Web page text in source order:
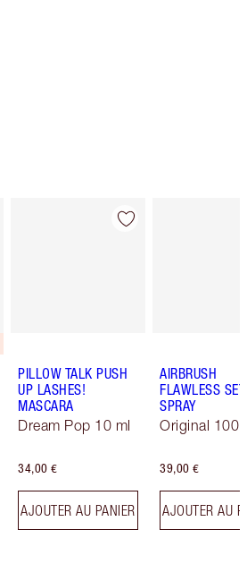
PILLOW TALK PUSH
UP LASHES!
MASCARA
Dream Pop 10 ml
34,00 €
AJOUTER AU PANIER
AIRBRUSH
FLAWLESS
SPRAY
Original 100
39,00 €
AJOUTER AU